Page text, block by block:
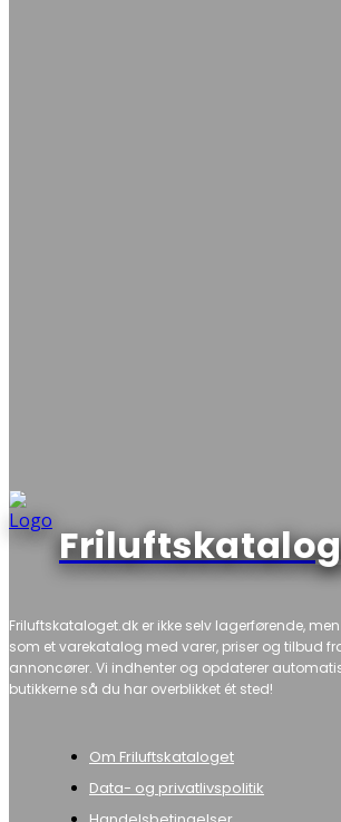
Friluftskataloget.dk er ikke selv lagerførende,
som et varekatalog med varer, priser og tilbud
annoncører. Vi indhenter og opdaterer
butikkerne så du har overblikket ét sted!
Om Friluftskataloget
Data- og privatlivspolitik